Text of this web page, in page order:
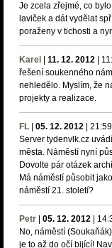
Je zcela zřejmé, co
laviček a dát vydělat
poraženy v tichosti a
Karel 11. 12. 2012
řešení soukenného
nehledělo. Myslím, že
projekty a realizace.
FL 05. 12. 2012 21:59
Server tydenvlk.cz
města. Náměstí nyní
Dovolte pár otázek
Má náměstí působit
náměstí 21. století?
Petr 05. 12. 2012
No, náměstí
je to až do očí bijící!